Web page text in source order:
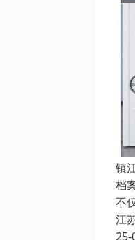
镇
档
不
江
25-